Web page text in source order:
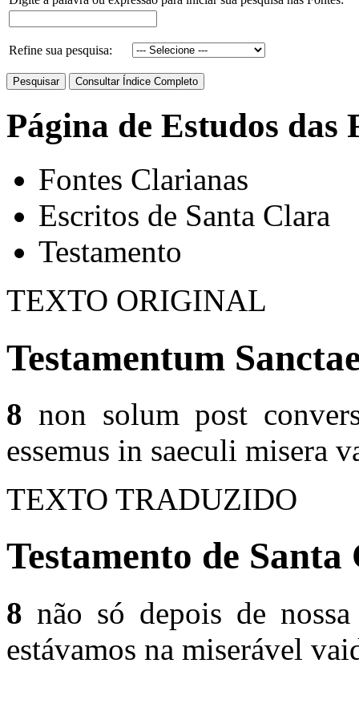
Refine sua pesquisa:
Página de Estudos das
Fontes Clarianas
Escritos de Santa Clara
Testamento
TEXTO ORIGINAL
Testamentum
8 non solum post
essemus in saeculi misera
TEXTO TRADUZIDO
Testamento de
8 não só depois de
estávamos na miserável